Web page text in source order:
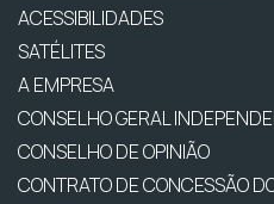
ACESSIBILIDADES
SATÉLITES
A EMPRESA
CONSELHO GERAL
CONSELHO DE OPINIÃO
CONTRATO DE CONCESSÃO